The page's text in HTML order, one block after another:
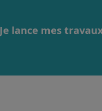
Je lance mes